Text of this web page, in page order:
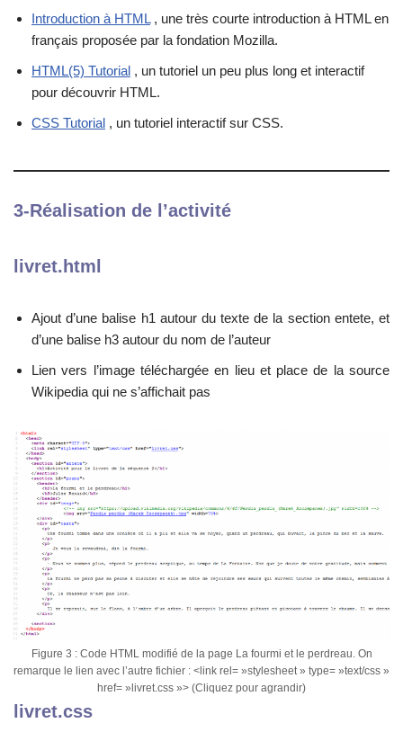
Introduction à HTML, une très courte introduction à HTML en
français proposée par la fondation Mozilla.
HTML(5) Tutorial , un tutoriel un peu plus long et interactif
pour découvrir HTML.
CSS Tutorial , un tutoriel interactif sur CSS.
3-Réalisation de l’activité
livret.html
Ajout d’une balise h1 autour du texte de la section entete, et
d’une balise h3 autour du nom de l’auteur
Lien vers l’image téléchargée en lieu et place de la source
Wikipedia qui ne s’affichait pas
Figure 3 : Code HTML modifié de la page La fourmi et le perdreau. On
remarque le lien avec l’autre fichier : <link rel= »stylesheet » type= »text/css »
href= »livret.css »> (Cliquez pour agrandir)
livret.css